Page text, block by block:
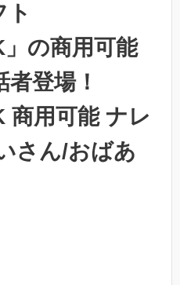
ト
」の商用可能
登場！
商用可能 ナレ
さん/おばあ